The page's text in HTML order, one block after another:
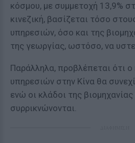
κόσμου, με συμμετοχή 13,9%
κινεζική, βασίζεται τόσο
υπηρεσιών, όσο και της
της γεωργίας, ωστόσο, να
Παράλληλα, προβλέπεται ότι
υπηρεσιών στην Κίνα θα
ενώ οι κλάδοι της
συρρικνώνονται.